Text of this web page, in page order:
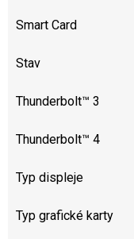
Smart Card
Stav
Thunderbolt™ 3
Thunderbolt™ 4
Typ displeje
Typ grafické karty